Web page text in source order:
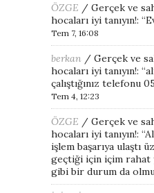
ÖZGE / Gerçek ve
hocaları iyi tanıyın!: “
Tem 7, 16:08
berkan / Gerçek ve
hocaları iyi tanıyın!: “
çalıştığınız telefonu
Tem 4, 12:23
ÖZGE / Gerçek ve
hocaları iyi tanıyın!: “
işlem başarıya ulaştı
geçtiği için içim rahat
gibi bir durum da